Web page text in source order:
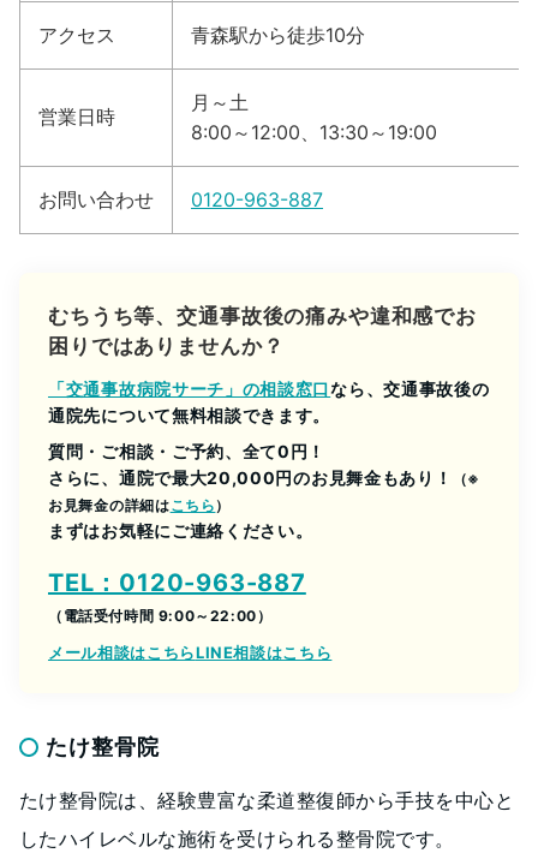
アクセス 青森駅から徒歩10分
営業日時
月～土
8:00～12:00、13:30～19:00
お問い合わせ 0120-963-887
むちうち等、交通事故後の痛みや違和感でお
困りではありませんか？
「交通事故病院サーチ」の相談窓口なら、交通事故後の
通院先について無料相談できます。
質問・ご相談・ご予約、全て0円！
さらに、通院で最大20,000円のお見舞金もあり！
（※
お見舞金の詳細はこちら ）
まずはお気軽にご連絡ください。
TEL：0120-963-887
（電話受付時間 9:00～22:00）
メール相談はこちらLINE相談はこちら
たけ整骨院
たけ整骨院は、経験豊富な柔道整復師から手技を中心と
したハイレベルな施術を受けられる整骨院です。